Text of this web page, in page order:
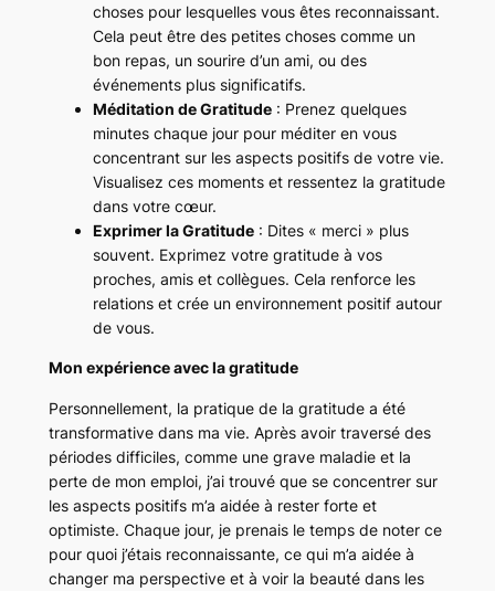
choses pour lesquelles vous êtes reconnaissant.
Cela peut être des petites choses comme un
bon repas, un sourire d’un ami, ou des
événements plus significatifs.
Méditation de Gratitude: Prenez quelques
minutes chaque jour pour méditer en vous
concentrant sur les aspects positifs de votre vie.
Visualisez ces moments et ressentez la gratitude
dans votre cœur.
Exprimer la Gratitude: Dites « merci » plus
souvent. Exprimez votre gratitude à vos
proches, amis et collègues. Cela renforce les
relations et crée un environnement positif autour
de vous.
Mon expérience avec la gratitude
Personnellement, la pratique de la gratitude a été
transformative dans ma vie. Après avoir traversé des
périodes difficiles, comme une grave maladie et la
perte de mon emploi, j’ai trouvé que se concentrer sur
les aspects positifs m’a aidée à rester forte et
optimiste. Chaque jour, je prenais le temps de noter ce
pour quoi j’étais reconnaissante, ce qui m’a aidée à
changer ma perspective et à voir la beauté dans les